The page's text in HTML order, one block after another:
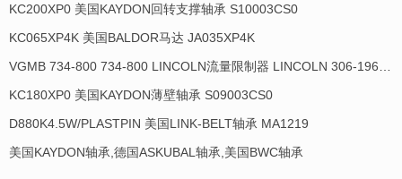
KC200XP0 美国KAYDON回转支撑轴承 S10003CS0
KC065XP4K 美国BALDOR马达 JA035XP4K
KC180XP0 美国KAYDON薄壁轴承 S09003CS0
D880K4.5W/PLASTPIN 美国LINK-BELT轴承 MA1219
美国KAYDON轴承,德国ASKUBAL轴承,美国BWC轴承